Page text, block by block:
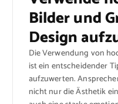
Bilder und
Design
Die Verwendung von
ist ein entscheidender
aufzuwerten.
nicht nur die Ästhetik